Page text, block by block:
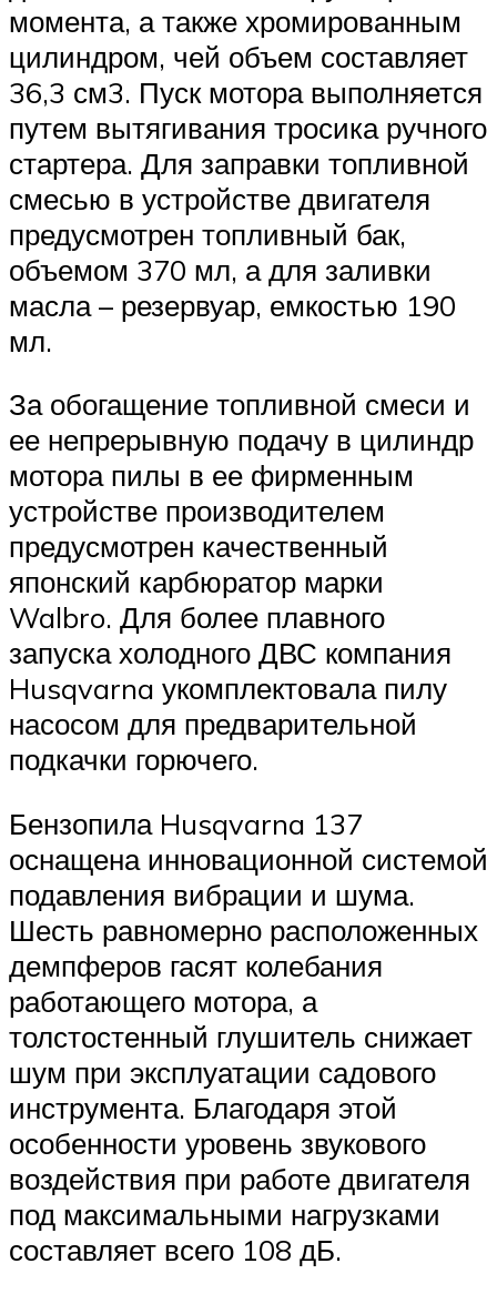
момента, а также хромированным
цилиндром, чей объем составляет
36,3 см3. Пуск мотора выполняется
путем вытягивания тросика ручного
стартера. Для заправки топливной
смесью в устройстве двигателя
предусмотрен топливный бак,
объемом 370 мл, а для заливки
масла – резервуар, емкостью 190
мл.
За обогащение топливной смеси и
ее непрерывную подачу в цилиндр
мотора пилы в ее фирменным
устройстве производителем
предусмотрен качественный
японский карбюратор марки
Walbro. Для более плавного
запуска холодного ДВС компания
Husqvarna укомплектовала пилу
насосом для предварительной
подкачки горючего.
Бензопила Husqvarna 137
оснащена инновационной системой
подавления вибрации и шума.
Шесть равномерно расположенных
демпферов гасят колебания
работающего мотора, а
толстостенный глушитель снижает
шум при эксплуатации садового
инструмента. Благодаря этой
особенности уровень звукового
воздействия при работе двигателя
под максимальными нагрузками
составляет всего 108 дБ.